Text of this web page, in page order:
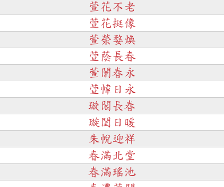
萱花不老
萱花挺像
萱榮婺煥
萱蔭長春
萱闈春永
萱幃日永
璇閣長春
璇閨日暖
朱帨迎祥
春滿北堂
春滿瑤池